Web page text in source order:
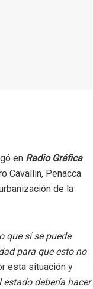
en Radio Gráfica
Cavallin, Penacca
de la
que sí se puede
para que esto no
esta situación y
estado debería hacer